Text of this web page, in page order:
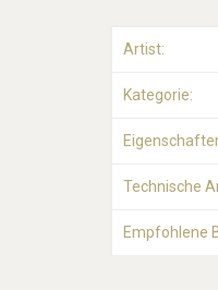
Artist:
Kategorie:
Technische
Empfohlene